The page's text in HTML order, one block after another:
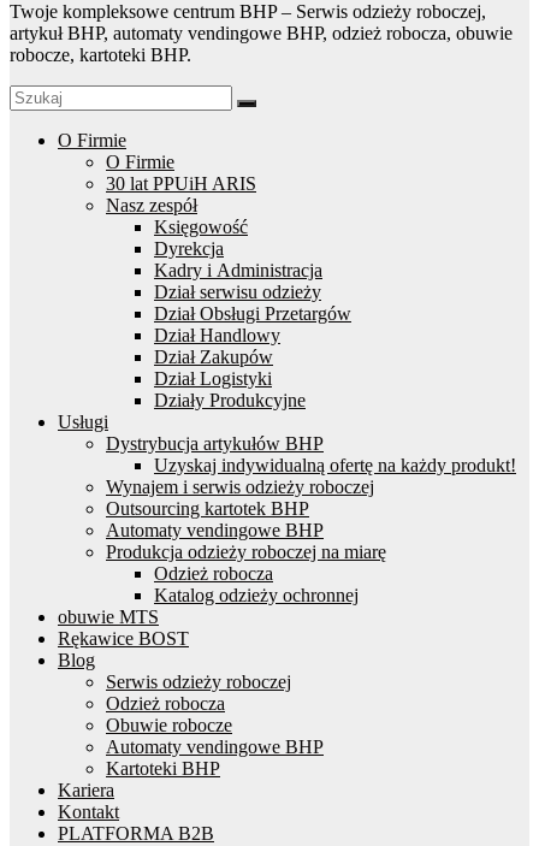
Twoje kompleksowe centrum BHP – Serwis odzieży roboczej,
artykuł BHP, automaty vendingowe BHP, odzież robocza, obuwie
robocze, kartoteki BHP.
O Firmie
O Firmie
30 lat PPUiH ARIS
Nasz zespół
Księgowość
Dyrekcja
Kadry i Administracja
Dział serwisu odzieży
Dział Obsługi Przetargów
Dział Handlowy
Dział Zakupów
Dział Logistyki
Działy Produkcyjne
Usługi
Dystrybucja artykułów BHP
Uzyskaj indywidualną ofertę na każdy produkt!
Wynajem i serwis odzieży roboczej
Outsourcing kartotek BHP
Automaty vendingowe BHP
Produkcja odzieży roboczej na miarę
Odzież robocza
Katalog odzieży ochronnej
obuwie MTS
Rękawice BOST
Blog
Serwis odzieży roboczej
Odzież robocza
Obuwie robocze
Automaty vendingowe BHP
Kartoteki BHP
Kariera
Kontakt
PLATFORMA B2B